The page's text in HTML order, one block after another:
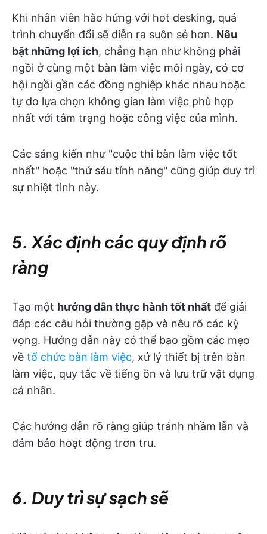
Khi nhân viên hào hứng với hot desking, quá
trình chuyển đổi sẽ diễn ra suôn sẻ hơn. Nêu
bật những lợi ích, chẳng hạn như không phải
ngồi ở cùng một bàn làm việc mỗi ngày, có cơ
hội ngồi gần các đồng nghiệp khác nhau hoặc
tự do lựa chọn không gian làm việc phù hợp
nhất với tâm trạng hoặc công việc của mình.
Các sáng kiến như "cuộc thi bàn làm việc tốt
nhất" hoặc "thứ sáu tính năng" cũng giúp duy trì
sự nhiệt tình này.
5. Xác định các quy định rõ
ràng
Tạo một hướng dẫn thực hành tốt nhất để giải
đáp các câu hỏi thường gặp và nêu rõ các kỳ
vọng. Hướng dẫn này có thể bao gồm các mẹo
về tổ chức bàn làm việc, xử lý thiết bị trên bàn
làm việc, quy tắc về tiếng ồn và lưu trữ vật dụng
cá nhân.
Các hướng dẫn rõ ràng giúp tránh nhầm lẫn và
đảm bảo hoạt động trơn tru.
6. Duy trì sự sạch sẽ